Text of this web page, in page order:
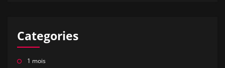
Categories
1 mois